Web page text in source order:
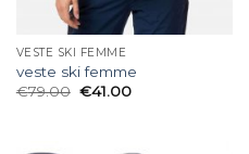
VESTE SKI FEMME
veste ski femme
€79.00 €41.00